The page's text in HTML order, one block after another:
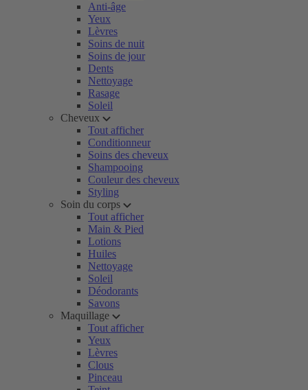
Anti-âge
Yeux
Lèvres
Soins de nuit
Soins de jour
Dents
Nettoyage
Rasage
Soleil
Cheveux
Tout afficher
Conditionneur
Soins des cheveux
Shampooing
Couleur des cheveux
Styling
Soin du corps
Tout afficher
Main & Pied
Lotions
Huiles
Nettoyage
Soleil
Déodorants
Savons
Maquillage
Tout afficher
Yeux
Lèvres
Clous
Pinceau